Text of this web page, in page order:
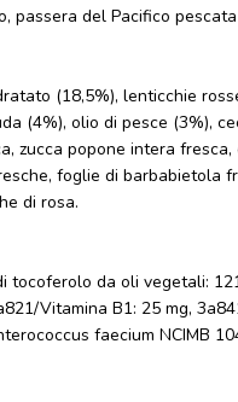
passera del Pacifico
(18,5%), lenticchie
(4%), olio di pesce (3%),
zucca popone intera
foglie di barbabietola
di rosa.
da oli vegetali:
Vitamina B1: 25 mg,
faecium NCIMB